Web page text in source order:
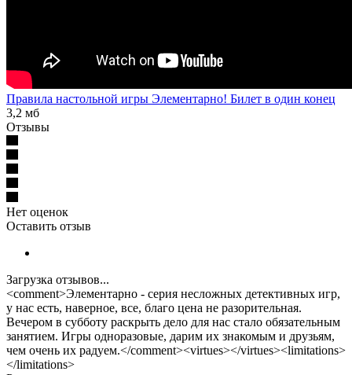
Правила настольной игры Элементарно! Билет в один конец
3,2 мб
Отзывы
Нет оценок
Оставить отзыв
Загрузка отзывов...
<comment>Элементарно - серия несложных детективных игр,
у нас есть, наверное, все, благо цена не разорительная.
Вечером в субботу раскрыть дело для нас стало обязательным
занятием. Игры одноразовые, дарим их знакомым и друзьям,
чем очень их радуем.</comment><virtues></virtues><limitations>
</limitations>